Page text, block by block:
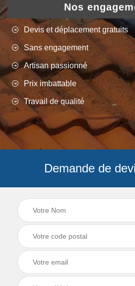
Nos
Devis et déplacement gratuits
Sans engagement
Artisan passionné
Prix imbattable
Travail de qualité
Demande de